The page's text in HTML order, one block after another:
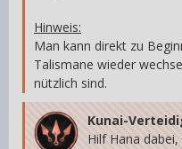
Hinweis:
Man kann direkt zu
Talismane wieder
nützlich sind.
Kunai-
Hilf Hana